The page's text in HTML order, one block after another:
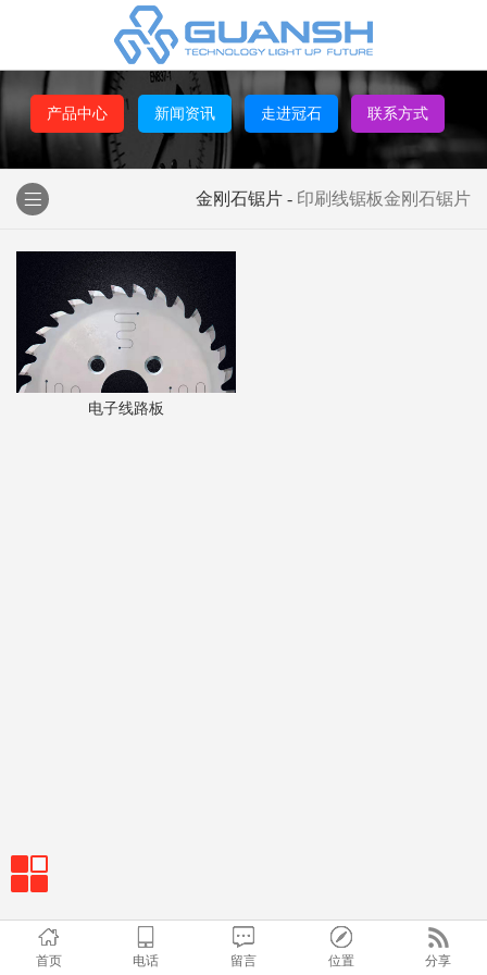
产品中心 新闻资讯 走进冠石 联系方式
金刚石锯片 - 印刷线锯板金刚石锯片
电子线路板
首页 电话 留言 位置 分享